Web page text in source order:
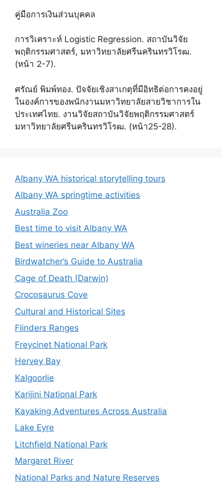
คู่มือการเงินส่วนบุคคล
การวิเคราะห์ Logistic Regression. สถาบันวิจัย
พฤติกรรมศาสตร์, มหาวิทยาลัยศรีนครินทรวิโรฒ.
(หน้า 2-7).
ศรัณย์ พิมพ์ทอง. ปัจจัยเชิงสาเกตุที่มีอิทธิต่อการคงอยู่
ในองค์การของพนักงานมหาวิทยาลัยสายวิชาการใน
ประเทศไทย. งานวิจัยสถาบันวิจัยพฤติกรรมศาสตร์
มหาวิทยาลัยศรีนครินทรวิโรฒ. (หน้า25-28).
Albany WA historical storytelling tours
Albany WA springtime activities
Australia Zoo
Best time to visit Albany WA
Best wineries near Albany WA
Birdwatcher’s Guide to Australia
Cage of Death (Darwin)
Crocosaurus Cove
Cultural and Historical Sites
Flinders Ranges
Freycinet National Park
Hervey Bay
Kalgoorlie
Karijini National Park
Kayaking Adventures Across Australia
Lake Eyre
Litchfield National Park
Margaret River
National Parks and Nature Reserves